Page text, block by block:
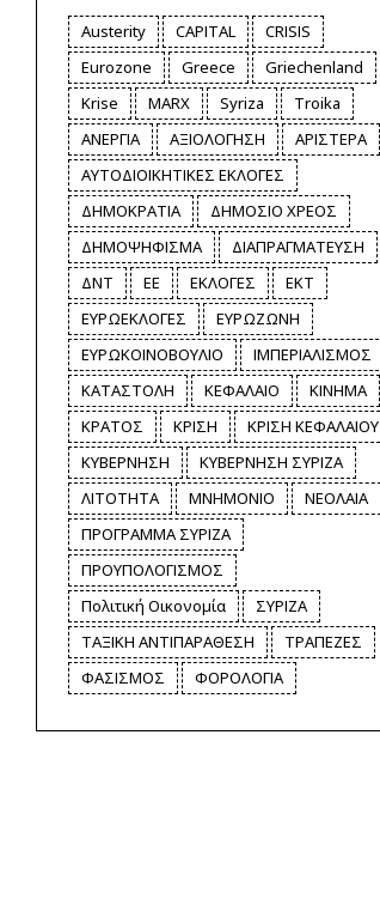
Austerity CAPITAL
CRISIS
Eurozone
Greece
Griechenland
Krise
MARX Syriza
Troika
ΑΝΕΡΓΙΑ
ΑΞΙΟΛΟΓΗΣΗ
ΑΡΙΣΤΕΡΑ
ΑΥΤΟΔΙΟΙΚΗΤΙΚΕΣ ΕΚΛΟΓΕΣ
ΔΗΜΟΚΡΑΤΙΑ
ΔΗΜΟΣΙΟ ΧΡΕΟΣ
ΔΗΜΟΨΗΦΙΣΜΑ
ΔΙΑΠΡΑΓΜΑΤΕΥΣΗ
ΔΝΤ
ΕΕ ΕΚΛΟΓΕΣ
ΕΚΤ
ΕΥΡΩΕΚΛΟΓΕΣ
ΕΥΡΩΖΩΝΗ
ΕΥΡΩΚΟΙΝΟΒΟΥΛΙΟ
ΙΜΠΕΡΙΑΛΙΣΜΟΣ
ΚΑΤΑΣΤΟΛΗ
ΚΕΦΑΛΑΙΟ
ΚΙΝΗΜΑ
ΚΡΑΤΟΣ
ΚΡΙΣΗ
ΚΡΙΣΗ ΚΕΦΑΛΑΙΟΥ
ΚΥΒΕΡΝΗΣΗ
ΚΥΒΕΡΝΗΣΗ ΣΥΡΙΖΑ
ΛΙΤΟΤΗΤΑ
ΜΝΗΜΟΝΙΟ
ΝΕΟΛΑΙΑ
ΠΡΟΓΡΑΜΜΑ ΣΥΡΙΖΑ
ΠΡΟΥΠΟΛΟΓΙΣΜΟΣ
Πολιτική Οικονομία
ΣΥΡΙΖΑ
ΤΑΞΙΚΗ ΑΝΤΙΠΑΡΑΘΕΣΗ
ΤΡΑΠΕΖΕΣ
ΦΑΣΙΣΜΟΣ
ΦΟΡΟΛΟΓΙΑ